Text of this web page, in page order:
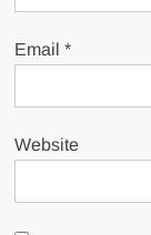
Email*
Website